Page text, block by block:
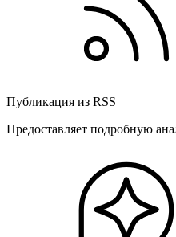
Публикация из RSS
Предоставляет подробную